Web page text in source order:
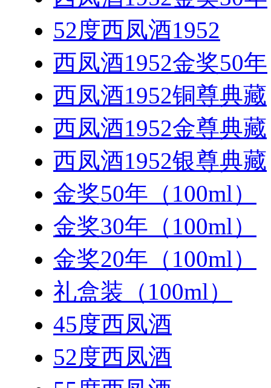
52度西凤酒1952
西凤酒1952金奖50年
西凤酒1952铜尊典藏
西凤酒1952金尊典藏
西凤酒1952银尊典藏
金奖50年（100ml）
金奖30年（100ml）
金奖20年（100ml）
礼盒装（100ml）
45度西凤酒
52度西凤酒